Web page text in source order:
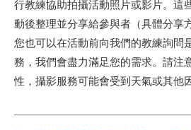
行教練協助拍攝活動照片或影片。這
動後整理並分享給參與者（具體分享
您也可以在活動前向我們的教練詢問
務，我們會盡力滿足您的需求。請注
性，攝影服務可能會受到天氣或其他